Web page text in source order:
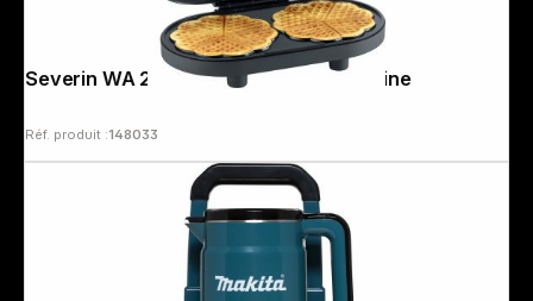
Severin WA 2118 Gaufrier duo, Black Line
Réf. produit :148033